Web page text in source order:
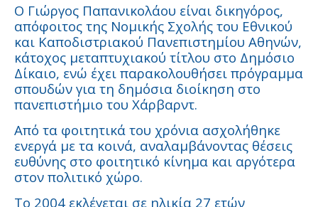
Ο Γιώργος Παπανικολάου είναι δικηγόρος,
απόφοιτος της Νομικής Σχολής του Εθνικού
και Καποδιστριακού Πανεπιστημίου Αθηνών,
κάτοχος μεταπτυχιακού τίτλου στο Δημόσιο
Δίκαιο, ενώ έχει παρακολουθήσει πρόγραμμα
σπουδών για τη δημόσια διοίκηση στο
πανεπιστήμιο του Χάρβαρντ.
Από τα φοιτητικά του χρόνια ασχολήθηκε
ενεργά με τα κοινά, αναλαμβάνοντας θέσεις
ευθύνης στο φοιτητικό κίνημα και αργότερα
στον πολιτικό χώρο.
Το 2004 εκλέγεται σε ηλικία 27 ετών